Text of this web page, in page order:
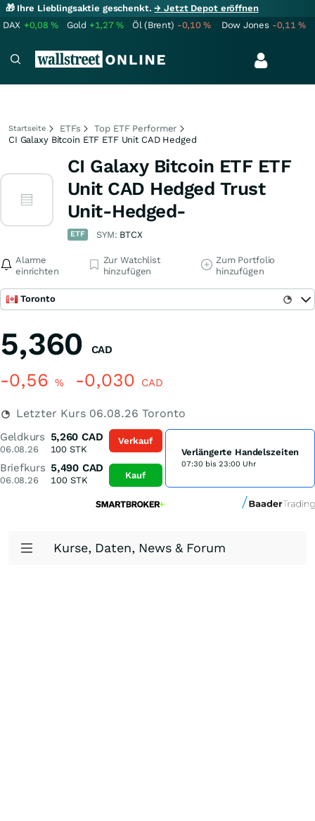
🎁 Ihre Lieblingsaktie geschenkt.→ Jetzt Depot eröffnen
DAX +0,08% Gold +1,27% Öl (Brent) -0,10% Dow Jones -0,11%
Startseite ETFs
Top ETF Performer
CI Galaxy Bitcoin ETF ETF Unit CAD Hedged
CI Galaxy Bitcoin ETF ETF
Unit CAD Hedged Trust
Unit-Hedged-
ETF SYM: BTCX
Alarme
einrichten
Zur Watchlist
hinzufügen
Zum Portfolio
hinzufügen
Toronto
5,360 CAD
-0,56 % -0,030 CAD
Letzter Kurs 06.08.26 Toronto
Geldkurs
06.08.26
5,260 CAD
100 STK
Briefkurs
06.08.26
5,490 CAD
100STK
Verkauf
Kauf
Verlängerte Handelszeiten
07:30 bis 23:00 Uhr
Kurse, Daten, News & Forum